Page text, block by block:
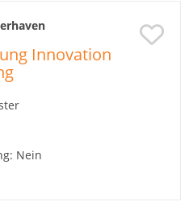
Innovation
Nein